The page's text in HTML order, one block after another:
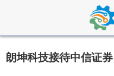
朗坤科技接待中信证